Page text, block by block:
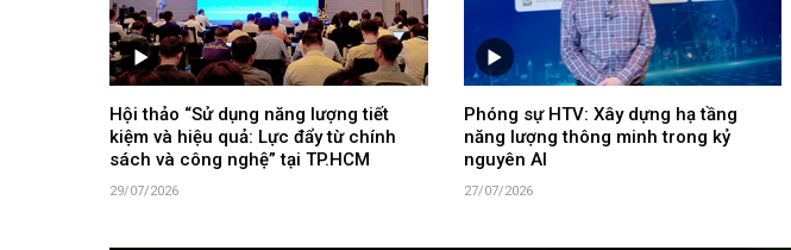
Hội thảo “Sử dụng năng lượng tiết
kiệm và hiệu quả: Lực đẩy từ chính
sách và công nghệ” tại TP.HCM
29/07/2026
Phóng sự HTV: Xây dựng hạ tầng
năng lượng thông minh trong kỷ
nguyên AI
27/07/2026